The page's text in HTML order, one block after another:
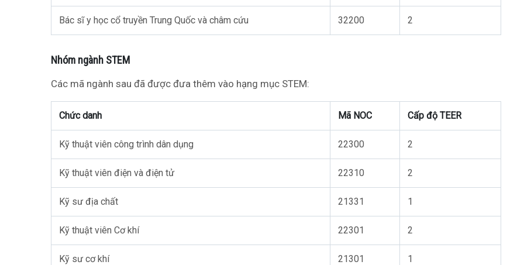
Bác sĩ y học cổ truyền Trung Quốc và châm cứu 32200 2
Nhóm ngành STEM
Các mã ngành sau đã được đưa thêm vào hạng mục STEM:
Chức danh Mã NOC Cấp độ TEER
Kỹ thuật viên công trình dân dụng 22300 2
Kỹ thuật viên điện và điện tử 22310 2
Kỹ sư địa chất 21331 1
Kỹ thuật viên Cơ khí 22301 2
Kỹ sư cơ khí 21301 1